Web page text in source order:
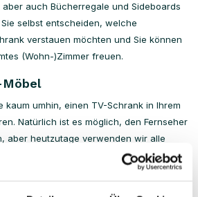
auch Bücherregale und Sideboards
selbst entscheiden, welche
verstauen möchten und Sie können
(Wohn-)Zimmer freuen.
kaum umhin, einen TV-Schrank in Ihrem
Natürlich ist es möglich, den Fernseher
aber heutzutage verwenden wir alle
Mediengeräte. Denken Sie zum
Fernseher oder eine Spielekonsole.